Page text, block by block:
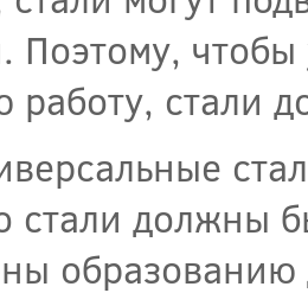
Поэтому,
стали
стали должны
образованию